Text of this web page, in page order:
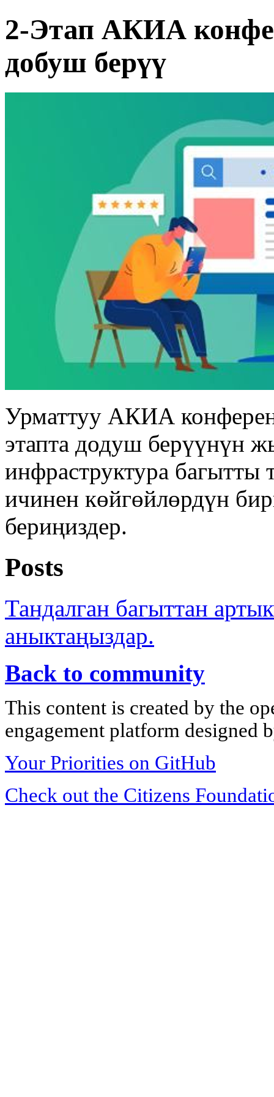
2-Этап АКИА
добуш берүү
Урматтуу АКИА
этапта додуш берүүнүн
инфраструктура багытты
ичинен көйгөйлөрдүн
бериңиздер.
Posts
Тандалган багыттан
аныктаңыздар.
Back to community
This content is created by the
engagement platform designed
Your Priorities on GitHub
Check out the Citizens